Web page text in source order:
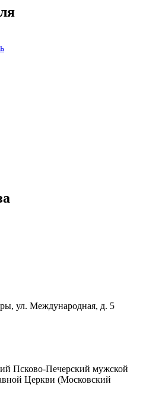
ул. Международная, д. 5
Псково-Печерский мужской
Церкви (Московский